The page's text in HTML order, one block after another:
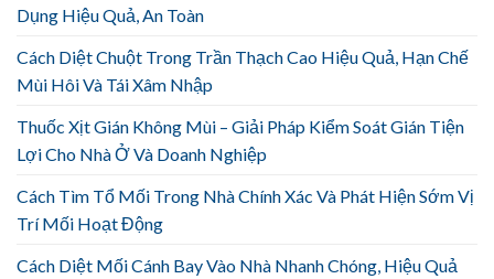
Dụng Hiệu Quả, An Toàn
Cách Diệt Chuột Trong Trần Thạch Cao Hiệu Quả, Hạn Chế
Mùi Hôi Và Tái Xâm Nhập
Thuốc Xịt Gián Không Mùi – Giải Pháp Kiểm Soát Gián Tiện
Lợi Cho Nhà Ở Và Doanh Nghiệp
Cách Tìm Tổ Mối Trong Nhà Chính Xác Và Phát Hiện Sớm Vị
Trí Mối Hoạt Động
Cách Diệt Mối Cánh Bay Vào Nhà Nhanh Chóng, Hiệu Quả